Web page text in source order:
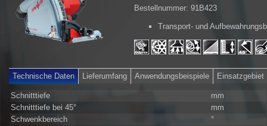
Bestellnummer: 91B423
Transport- und
Technische Daten Lieferumfang Anwendungsbeispiele Einsatzgebiet
Schnitttiefe
mm
Schnitttiefe bei 45°
mm
Schwenkbereich
°